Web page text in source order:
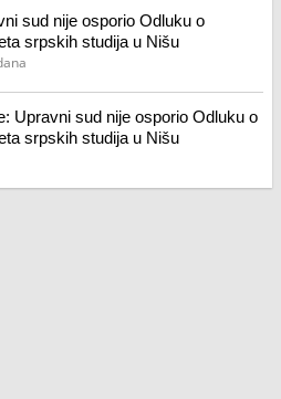
sud nije osporio Odluku o
srpskih studija u Nišu
Upravni sud nije osporio Odluku o
srpskih studija u Nišu